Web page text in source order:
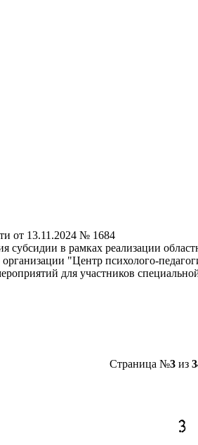
от 13.11.2024 № 1684
субсидии в рамках реализации
"Центр психолого-
для участников
Страница №3из